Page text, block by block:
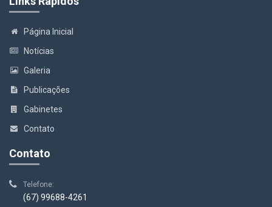
Página Inicial
Notícias
Galeria
Publicações
Gabinetes
Contato
Contato
Telefone:
(67) 99688-4261